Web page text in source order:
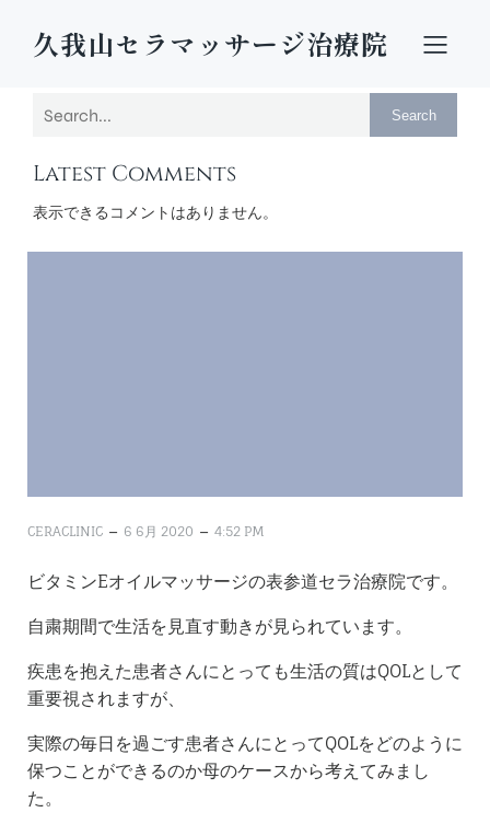
久我山セラマッサージ治療院
Search
Latest Comments
表示できるコメントはありません。
CERACLINIC – 6 6月 2020 – 4:52 PM
ビタミンEオイルマッサージの表参道セラ治療院です。
自粛期間で生活を見直す動きが見られています。
疾患を抱えた患者さんにとっても生活の質はQOLとして
重要視されますが、
実際の毎日を過ごす患者さんにとってQOLをどのように
保つことができるのか母のケースから考えてみまし
た。